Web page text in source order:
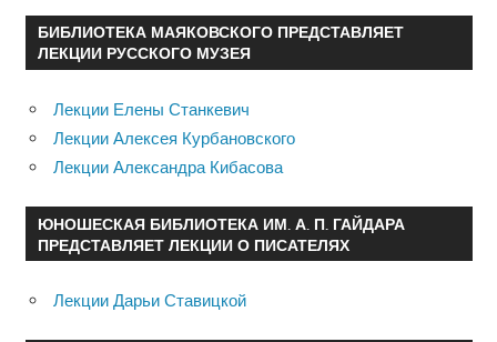
БИБЛИОТЕКА МАЯКОВСКОГО ПРЕДСТАВЛЯЕТ
ЛЕКЦИИ РУССКОГО МУЗЕЯ
Лекции Елены Станкевич
Лекции Алексея Курбановского
Лекции Александра Кибасова
ЮНОШЕСКАЯ БИБЛИОТЕКА ИМ. А. П. ГАЙДАРА
ПРЕДСТАВЛЯЕТ ЛЕКЦИИ О ПИСАТЕЛЯХ
Лекции Дарьи Ставицкой